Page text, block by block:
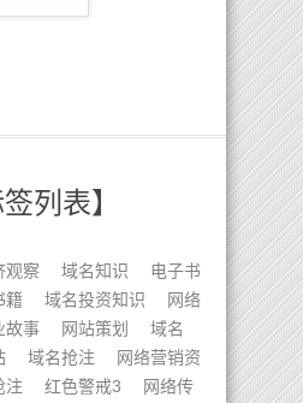
签列表】
观察 域名知识
电子书
籍 域名投资知识
网络
故事 网站策划
域名
域名抢注
网络营销资
注 红色警戒3
网络传